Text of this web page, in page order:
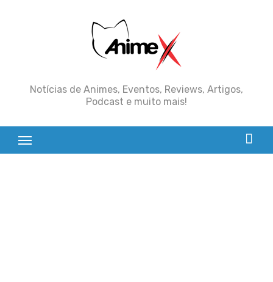
Notícias de Animes, Eventos, Reviews, Artigos,
Podcast e muito mais!